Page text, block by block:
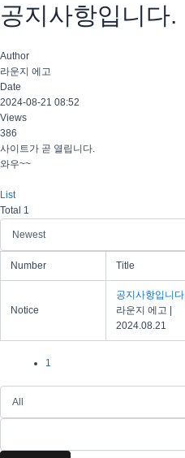
공지사항입니다.
Author
라운지 에고
Date
2024-08-21 08:52
Views
386
사이트가 곧 열립니다.
와우~~
List
Total 1
Number Title
Notice
공지사항입니다.
라운지 에고 |
2024.08.21
1